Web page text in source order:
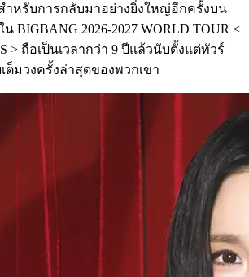
ำหรับการกลับมาอย่างยิ่งใหญ่อีกครั้งบน
BIGBANG 2026-2027 WORLD TOUR <
> ถือเป็นเวลากว่า 9 ปีแล้วนับตั้งแต่ทัวร์
ต็มวงครั้งล่าสุดของพวกเขา